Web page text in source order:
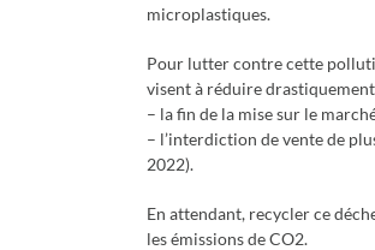
microplastiques.
Pour lutter contre cette
visent à réduire
– la fin de la mise sur le
– l’interdiction de vente de
2022).
En attendant, recycler ce
les émissions de CO2.